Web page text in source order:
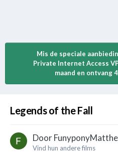
Mis de speciale
Private Internet Access
maand en ontvang
Legends of the Fall
Door
Vind hun andere films